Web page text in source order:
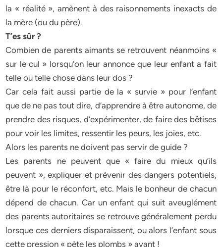
la « réalité », amènent à des raisonnements inexacts de
la mère (ou du père).
T’es sûr ?
Combien de parents aimants se retrouvent néanmoins «
sur le cul » lorsqu’on leur annonce que leur enfant a fait
telle ou telle chose dans leur dos ?
Car cela fait aussi partie de la « survie » pour l’enfant
que de ne pas tout dire, d’apprendre à être autonome, de
prendre des risques, d’expérimenter, de faire des bêtises
pour voir les limites, ressentir les peurs, les joies, etc.
Alors les parents ne doivent pas servir de guide ?
Les parents ne peuvent que « faire du mieux qu’ils
peuvent », expliquer et prévenir des dangers potentiels,
être là pour le réconfort, etc. Mais le bonheur de chacun
dépend de chacun. Car un enfant qui suit aveuglément
des parents autoritaires se retrouve généralement perdu
lorsque ces derniers disparaissent, ou alors l’enfant sous
cette pression « pète les plombs » avant !